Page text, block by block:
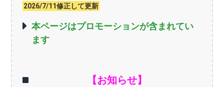
2026/7/11修正して更新
本ページはプロモーションが含まれてい
ます
【お知らせ】